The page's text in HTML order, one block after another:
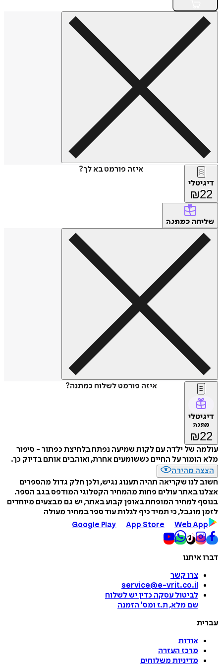
איזה פורמט בא לך?
דיגיטלי
₪22
שליחה כמתנה
איזה פורמט לשלוח כמתנה?
דיגיטלי
מתנה
₪22
עולמה של ילדה עם לקות שמיעה נפתח בלחיצת כפתור - סיפור
מלא הומור על החיים כששומעים אחרת, ואוהבים אותם בדיוק כך.
הצצה מהירה
חשוב לנו שקריאה תהיה תענוג נגיש, ולכן חלק גדול מהספרים
אצלנו באתר עולים פחות מהמחיר הקטלוגי המודפס בגב הספר.
בנוסף למחיר המופחת באופן קבוע באתר, יש גם מבצעים מיוחדים
לזמן מוגבל, כי תמיד כיף לגלות עוד ספר במחיר מעולה
Google Play
App Store Web App
דברו איתנו
צרו קשר
service@e-vrit.co.il
לביטול עסקה כדין יש לשלוח
שם מלא, ת.ז ומס' הזמנה
עברית
אודות
מרכז העזרה
מדיניות משלוחים